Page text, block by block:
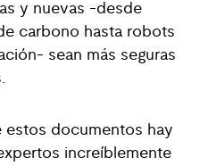
y nuevas -desde
carbono hasta robots
sean más seguras
estos documentos hay
increíblemente